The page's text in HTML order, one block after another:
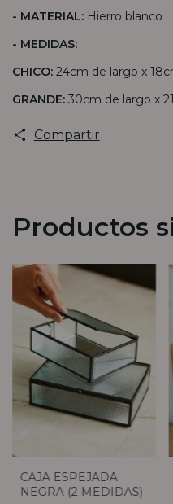
- MATERIAL: Hierro blanco
- MEDIDAS:
CHICO: 24cm de largo x
GRANDE: 30cm de largo x
Compartir
Productos
CAJA ESPEJADA
NEGRA (2 MEDIDAS)